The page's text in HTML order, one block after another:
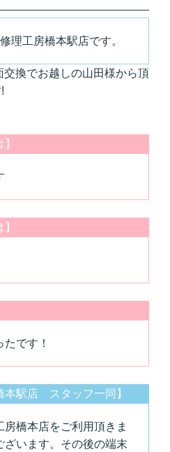
理工房橋本駅店です。
換でお越しの山田様から頂
です！
本駅店 スタッフ一同】
橋本店をご利用頂きま
ざいます。その後の端末